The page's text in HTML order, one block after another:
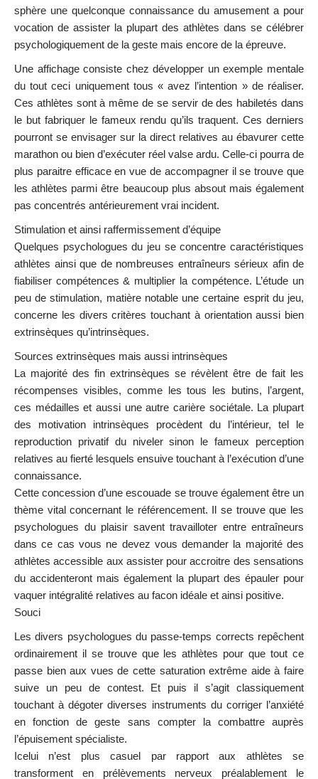
sphère une quelconque connaissance du amusement a pour
vocation de assister la plupart des athlètes dans se célébrer
psychologiquement de la geste mais encore de la épreuve.
Une affichage consiste chez développer un exemple mentale
du tout ceci uniquement tous « avez l’intention » de réaliser.
Ces athlètes sont à même de se servir de des habiletés dans
le but fabriquer le fameux rendu qu’ils traquent. Ces derniers
pourront se envisager sur la direct relatives au ébavurer cette
marathon ou bien d’exécuter réel valse ardu. Celle-ci pourra de
plus paraitre efficace en vue de accompagner il se trouve que
les athlètes parmi être beaucoup plus absout mais également
pas concentrés antérieurement vrai incident.
Stimulation et ainsi raffermissement d’équipe
Quelques psychologues du jeu se concentre caractéristiques
athlètes ainsi que de nombreuses entraîneurs sérieux afin de
fiabiliser compétences & multiplier la compétence. L’étude un
peu de stimulation, matière notable une certaine esprit du jeu,
concerne les divers critères touchant à orientation aussi bien
extrinsèques qu’intrinsèques.
Sources extrinsèques mais aussi intrinsèques
La majorité des fin extrinsèques se révèlent être de fait les
récompenses visibles, comme les tous les butins, l’argent,
ces médailles et aussi une autre carière sociétale. La plupart
des motivation intrinsèques procèdent du l’intérieur, tel le
reproduction privatif du niveler sinon le fameux perception
relatives au fierté lesquels ensuive touchant à l’exécution d’une
connaissance.
Cette concession d’une escouade se trouve également être un
thème vital concernant le référencement. Il se trouve que les
psychologues du plaisir savent travailloter entre entraîneurs
dans ce cas vous ne devez vous demander la majorité des
athlètes accessible aux assister pour accroitre des sensations
du accidenteront mais également la plupart des épauler pour
vaquer intégralité relatives au facon idéale et ainsi positive.
Souci
Les divers psychologues du passe-temps corrects repêchent
ordinairement il se trouve que les athlètes pour que tout ce
passe bien aux vues de cette saturation extrême aide à faire
suive un peu de contest. Et puis il s’agit classiquement
touchant à dégoter diverses instruments du corriger l’anxiété
en fonction de geste sans compter la combattre auprès
l’épuisement spécialiste.
Icelui n’est plus casuel par rapport aux athlètes se
transforment en prélèvements nerveux préalablement le